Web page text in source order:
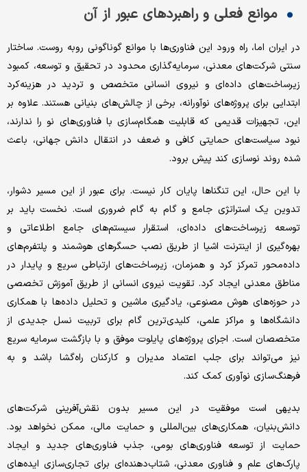
موانع فعلی و راهبردهای عبور از آن
در ایران اما، راه ورود این فناوری‌‌‌ها با موانع گوناگونی روبه روست. ساختار
سنتی شرکت‌های معدنی، سرمایه‌‌‌گذاری محدود در تحقیق و توسعه، کمبود
زیرساخت‌‌‌های داده‌‌‌ای و نیروی انسانی متخصص و تردید در هزینه‌‌‌کرد
ابتدایی برای پروژه‌‌‌های نوآورانه، برخی از چالش‌‌‌های بنیانی هستند. علاوه بر
این، تجهیزات قدیمی که قابلیت همگام‌‌‌سازی با فناوری‌‌‌های نو را ندارند،
نبود سیاست‌‌‌های حمایتی کافی و ضعف در انتقال دانش جهانی، باعث
شده روند نوسازی کند پیش برود.
با این حال، این تنگناها پایان کار نیست. برای عبور از این مسیر دشوار،
تدوین یک استراتژی جامع و گام به گام ضروری است. نخست باید بر
توسعه زیرساخت‌‌‌های داده‌‌‌ای، استقرار سیستم‌‌‌های جامع اطلاعاتی و
بهره‌‌‌گیری از اینترنت اشیا از طریق نصب حسگرهای هوشمند و پلتفرم‌‌‌های
داده‌‌‌محور تمرکز کرد و همزمان، زیرساخت‌‌‌های ارتباطی سریع و پایدار در
مناطق معدنی ایجاد کرد. تقویت نیروی انسانی از طریق آموزش تخصصی
در حوزه‌‌‌های هوش مصنوعی، یادگیری ماشین و تحلیل داده‌‌‌ها با همکاری
دانشگاه‌‌‌ها و مراکز علمی، کلیدی‌‌‌ترین گام برای تربیت نسل جدیدی از
متخصصان است. اجرای پروژه‌‌‌های پایلوت موفق و با بازگشت سرمایه سریع
نیز می‌تواند برای جلب اعتماد مدیران و کارکنان راه‌‌‌گشا باشد و به
فرهنگ‌‌‌سازی نوآوری کمک کند.
بدیهی است موفقیت در این مسیر بدون نقش‌‌‌آفرینی شرکت‌های
دانش‌‌‌بنیان، همکاری‌‌‌های بین‌‌‌المللی و حمایت مالی، ممکن نخواهد بود.
حمایت از توسعه فناوری‌‌‌های بومی، جذب فناوری‌‌‌های جدید و ایجاد
پارک‌‌‌های علم و فناوری معدنی، شتاب‌‌‌دهنده‌‌‌ای برای تجاری‌‌‌سازی ایده‌‌‌های